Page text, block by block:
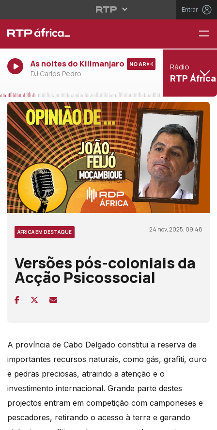
Entrar
As noites do Kilimanjaro
DJ Carlos Pedro
NO AR Rádio
RTP África
ÁFRICA EM DESTAQUE 24 nov, 2025, 09:48
Versões pós-coloniais da
Acção Psicossocial
A província de Cabo Delgado constitui a reserva de
importantes recursos naturais, como gás, grafiti, ouro
e pedras preciosas, atraindo a atenção e o
investimento internacional. Grande parte destes
projectos entram em competição com camponeses e
pescadores, retirando o acesso à terra e gerando